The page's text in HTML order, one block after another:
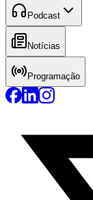
Podcast
Notícias
Programação